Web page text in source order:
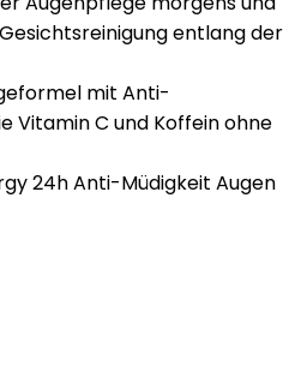
entlang der
mit Anti-
Vitamin C und Koffein ohne
24h Anti-Müdigkeit Augen